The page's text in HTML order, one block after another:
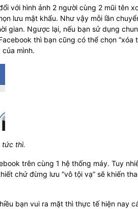
với hình ảnh 2 người cùng 2 mũi tên
lưu mật khẩu. Như vậy mỗi lần
gian. Ngược lại, nếu bạn sử dụng
thì bạn cũng có thể chọn “xóa
của mình.
tức thì.
trên cùng 1 hệ thống máy. Tuy
chứ đừng lưu “vô tội vạ” sẽ khiến
bạn vui ra mặt thì thực tế hiện nay